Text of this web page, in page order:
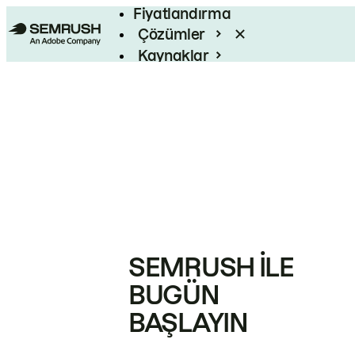
Fiyatlandırma
Çözümler
Kaynaklar
SEMRUSH ILE
BUGÜN
BAŞLAYIN